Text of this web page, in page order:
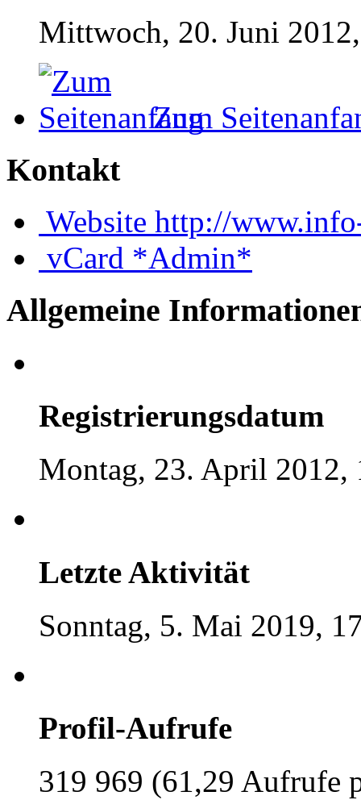
Mittwoch, 20. Juni
Zum
Kontakt
Website http://
vCard *Admin*
Allgemeine
Registrierungsdatum
Montag, 23. April 2012,
Letzte Aktivität
Sonntag, 5. Mai 2019,
Profil-Aufrufe
319 969 (61,29 Aufrufe